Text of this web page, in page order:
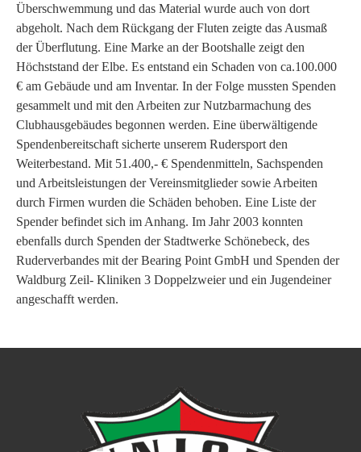
Überschwemmung und das Material wurde auch von dort
abgeholt. Nach dem Rückgang der Fluten zeigte das Ausmaß
der Überflutung. Eine Marke an der Bootshalle zeigt den
Höchststand der Elbe. Es entstand ein Schaden von ca.100.000
€ am Gebäude und am Inventar. In der Folge mussten Spenden
gesammelt und mit den Arbeiten zur Nutzbarmachung des
Clubhausgebäudes begonnen werden. Eine überwältigende
Spendenbereitschaft sicherte unserem Rudersport den
Weiterbestand. Mit 51.400,- € Spendenmitteln, Sachspenden
und Arbeitsleistungen der Vereinsmitglieder sowie Arbeiten
durch Firmen wurden die Schäden behoben. Eine Liste der
Spender befindet sich im Anhang. Im Jahr 2003 konnten
ebenfalls durch Spenden der Stadtwerke Schönebeck, des
Ruderverbandes mit der Bearing Point GmbH und Spenden der
Waldburg Zeil- Kliniken 3 Doppelzweier und ein Jugendeiner
angeschafft werden.